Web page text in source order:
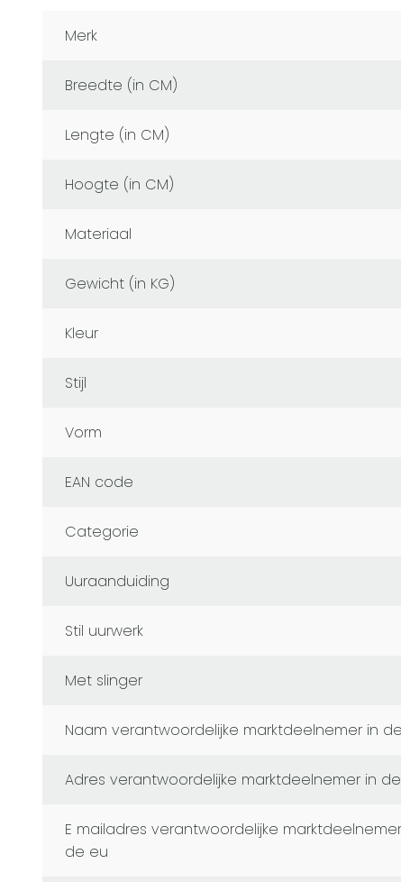
Merk
Breedte (in CM)
Lengte (in CM)
Hoogte (in CM)
Materiaal
Gewicht (in KG)
Kleur
Stijl
Vorm
EAN code
Categorie
Uuraanduiding
Stil uurwerk
Met slinger
naam verantwoordelijke marktdeelnemer in
adres verantwoordelijke marktdeelnemer in
e mailadres verantwoordelijke marktdeelnemer in
de eu